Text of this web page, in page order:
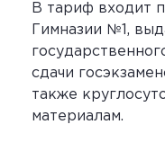
В тариф входит
Гимназии №1,
сдачи
также
материалам.